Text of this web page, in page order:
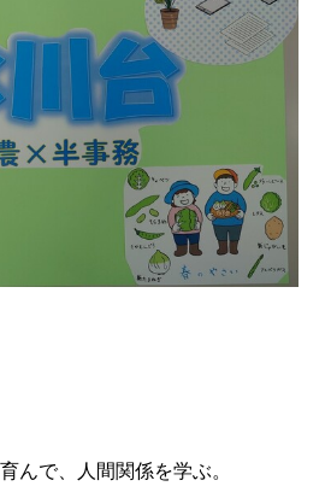
んで、人間関係を学ぶ。